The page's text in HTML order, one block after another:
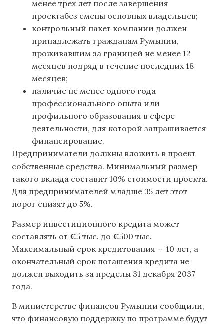
менее трех лет после завершения
проектабез смены основных владельцев;
контрольный пакет компании должен
принадлежать гражданам Румынии,
проживавшим за границей не менее 12
месяцев подряд в течение последних 18
месяцев;
наличие не менее одного года
профессионального опыта или
профильного образования в сфере
деятельности, для которой запрашивается
финансирование.
Предприниматели должны вложить в проект
собственные средства. Минимальный размер
такого вклада составит 10% стоимости проекта.
Для предпринимателей младше 35 лет этот
порог снизят до 5%.
Размер инвестиционного кредита может
составлять от €5 тыс. до €500 тыс.
Максимальный срок кредитования — 10 лет, а
окончательный срок погашения кредита не
должен выходить за пределы 31 декабря 2037
года.
В министерстве финансов Румынии сообщили,
что финансовую поддержку по программе будут